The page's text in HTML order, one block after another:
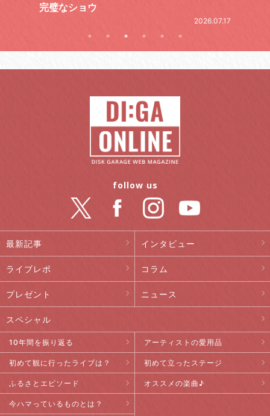
最新記事 インタビュー
ライブレポ コラム
プレゼント ニュース
スペシャル
10年間を振り返る アーティストの愛用品
初めて観に行ったライブは？ 初めて立ったステージ
ふるさとエピソード オススメの楽曲♪
今ハマっているものとは？
follow us